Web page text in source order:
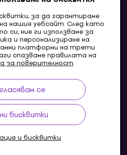
за да гарантираме
нашия уебсайт. След като
си, ние ги използваме за
и персонализиране на
платформи на трети
спазваме правилата на
за поверителност.
се
бисквитки
и бисквитки
MK